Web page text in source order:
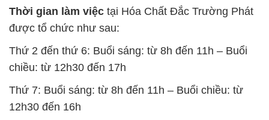
Thời gian làm việc tại Hóa Chất Đắc Trường Phát
được tổ chức như sau:
Thứ 2 đến thứ 6: Buổi sáng: từ 8h đến 11h – Buổi
chiều: từ 12h30 đến 17h
Thứ 7: Buổi sáng: từ 8h đến 11h – Buổi chiều: từ
12h30 đến 16h